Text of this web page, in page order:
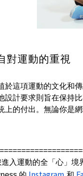
對運動的重視
於這項運動的文化和
設計要求則旨在保持
上的付出。無論你是
入運動的全「心」境